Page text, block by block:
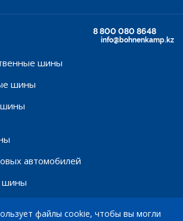
8 800 080 8648
info@bohnenkamp.kz
шины
шины
шины
автомобилей
шины
файлы cookie, чтобы вы могли